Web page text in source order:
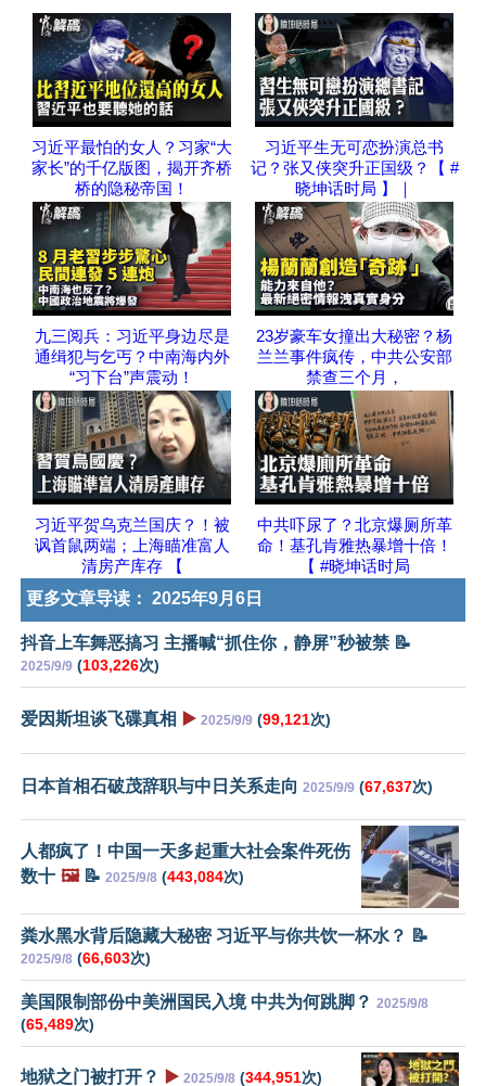
习近平最怕的女人？习家“大
家长”的千亿版图，揭开齐桥
桥的隐秘帝国！
习近平生无可恋扮演总书
记？张又侠突升正国级？【 #
晓坤话时局 】｜
九三阅兵：习近平身边尽是
通缉犯与乞丐？中南海内外
“习下台”声震动！
23岁豪车女撞出大秘密？杨
兰兰事件疯传，中共公安部
禁查三个月，
习近平贺乌克兰国庆？！被
讽首鼠两端；上海瞄准富人
清房产库存 【
中共吓尿了？北京爆厕所革
命！基孔肯雅热暴增十倍！
【 #晓坤话时局
更多文章导读： 2025年9月6日
抖音上车舞恶搞习 主播喊“抓住你，静屏”秒被禁 📝
2025/9/9 (103,226次)
爱因斯坦谈飞碟真相 ▶️ 2025/9/9 (99,121次)
日本首相石破茂辞职与中日关系走向 2025/9/9 (67,637次)
人都疯了！中国一天多起重大社会案件死伤
数十 🖼️📝 2025/9/8 (443,084次)
粪水黑水背后隐藏大秘密 习近平与你共饮一杯水？ 📝
2025/9/8 (66,603次)
美国限制部份中美洲国民入境 中共为何跳脚？ 2025/9/8
(65,489次)
地狱之门被打开？ ▶️ 2025/9/8 (344,951次)